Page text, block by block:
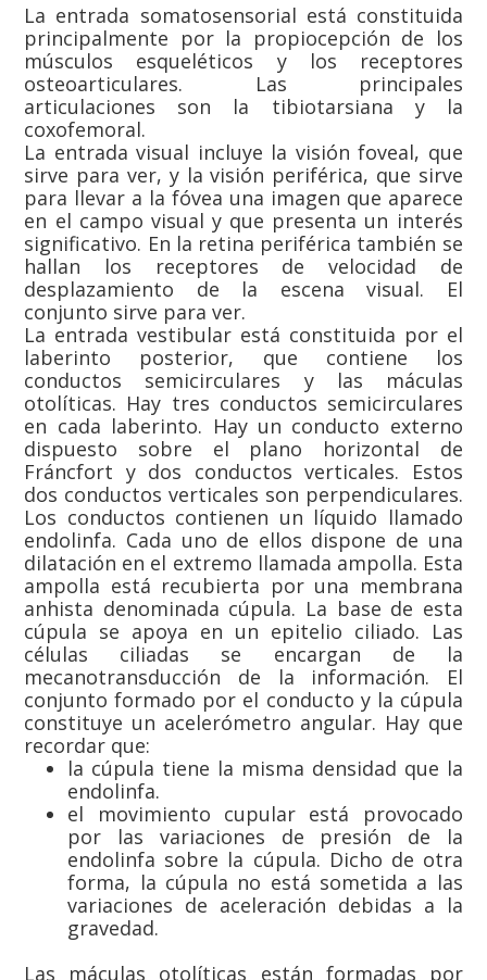
La entrada somatosensorial está constituida
principalmente por la propiocepción de los
músculos esqueléticos y los receptores
osteoarticulares. Las principales
articulaciones son la tibiotarsiana y la
coxofemoral.
La entrada visual incluye la visión foveal, que
sirve para ver, y la visión periférica, que sirve
para llevar a la fóvea una imagen que aparece
en el campo visual y que presenta un interés
significativo. En la retina periférica también se
hallan los receptores de velocidad de
desplazamiento de la escena visual. El
conjunto sirve para ver.
La entrada vestibular está constituida por el
laberinto posterior, que contiene los
conductos semicirculares y las máculas
otolíticas. Hay tres conductos semicirculares
en cada laberinto. Hay un conducto externo
dispuesto sobre el plano horizontal de
Fráncfort y dos conductos verticales. Estos
dos conductos verticales son perpendiculares.
Los conductos contienen un líquido llamado
endolinfa. Cada uno de ellos dispone de una
dilatación en el extremo llamada ampolla. Esta
ampolla está recubierta por una membrana
anhista denominada cúpula. La base de esta
cúpula se apoya en un epitelio ciliado. Las
células ciliadas se encargan de la
mecanotransducción de la información. El
conjunto formado por el conducto y la cúpula
constituye un acelerómetro angular. Hay que
recordar que:
la cúpula tiene la misma densidad que la
endolinfa.
el movimiento cupular está provocado
por las variaciones de presión de la
endolinfa sobre la cúpula. Dicho de otra
forma, la cúpula no está sometida a las
variaciones de aceleración debidas a la
gravedad.
Las máculas otolíticas están formadas por